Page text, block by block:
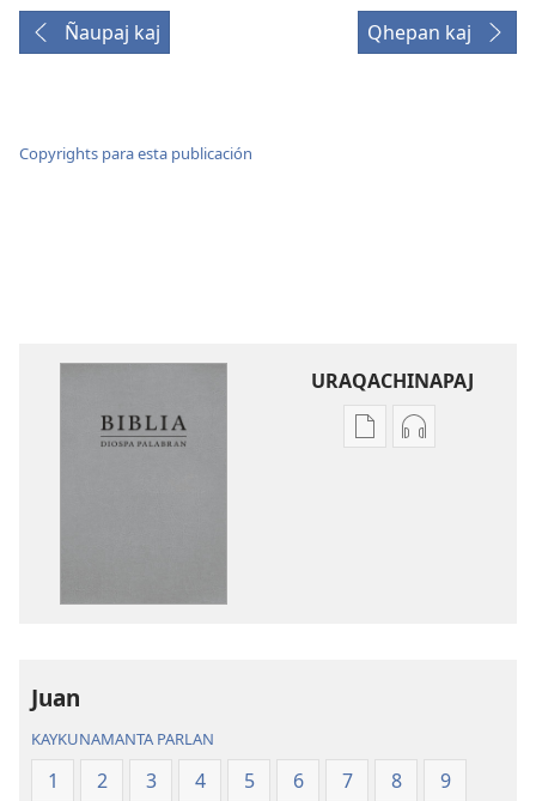
Ñaupaj kaj Qhepan kaj
Copyrights para esta publicación
URAQACHINAPAJ
Publicacionta
Grabasqata
Juan
KAYKUNAMANTA PARLAN
1 2 3 4 5 6 7 8
9